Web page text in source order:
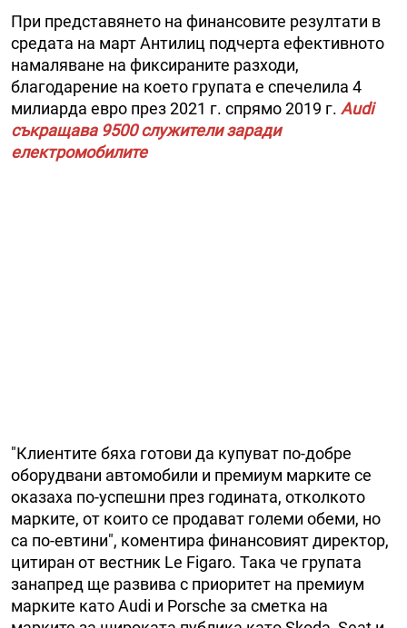
При представянето на финансовите резултати в
средата на март Антилиц подчерта ефективното
намаляване на фиксираните разходи,
благодарение на което групата е спечелила 4
милиарда евро през 2021 г. спрямо 2019 г. Audi
съкращава 9500 служители заради
електромобилите
"Клиентите бяха готови да купуват по-добре
оборудвани автомобили и премиум марките се
оказаха по-успешни през годината, отколкото
марките, от които се продават големи обеми, но
са по-евтини", коментира финансовият директор,
цитиран от вестник Le Figaro. Така че групата
занапред ще развива с приоритет на премиум
марките като Audi и Porsche за сметка на